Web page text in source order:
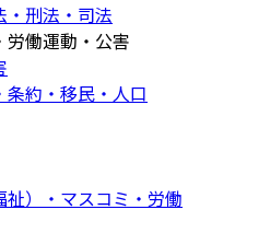
・刑法・司法
働運動・公害
約・移民・人口
）・マスコミ・労働